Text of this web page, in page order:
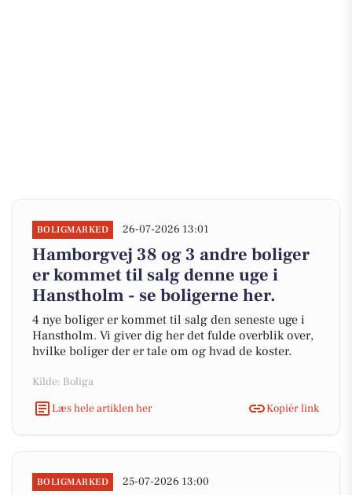
BOLIGMARKED 26-07-2026 13:01
Hamborgvej 38 og 3 andre boliger
er kommet til salg denne uge i
Hanstholm - se boligerne her.
4 nye boliger er kommet til salg den seneste uge i
Hanstholm. Vi giver dig her det fulde overblik over,
hvilke boliger der er tale om og hvad de koster.
Kilde: Boliga
Læs hele artiklen her
Kopiér link
BOLIGMARKED 25-07-2026 13:00